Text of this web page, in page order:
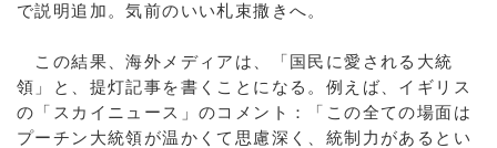
で説明追加。気前のいい札束撒きへ。
この結果、海外メディアは、「国民に愛される大統
領」と、提灯記事を書くことになる。例えば、イギリス
の「スカイニュース」のコメント：「この全ての場面は
プーチン大統領が温かくて思慮深く、統制力があるとい